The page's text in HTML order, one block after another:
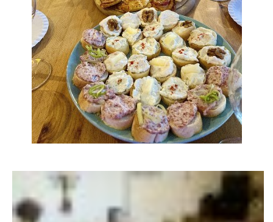
FOTOALBUM
TÝM PIJÁNOFKY
VÍNA OD NAŠICH DODAVATELŮ
723 581 881